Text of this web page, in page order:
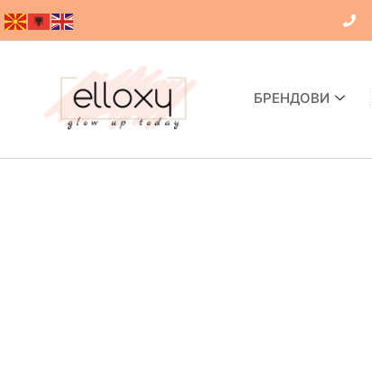
БРЕНДОВИ